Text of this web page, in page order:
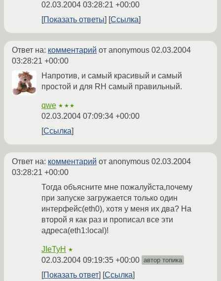
02.03.2004 03:28:21 +00:00
Показать ответы
Ссылка
Ответ на: комментарий от anonymous 02.03.2004
03:28:21 +00:00
Напротив, и самый красивый и самый
простой и для RH самый правильный.
qwe ★★★
02.03.2004 07:09:34 +00:00
Ссылка
Ответ на: комментарий от anonymous 02.03.2004
03:28:21 +00:00
Тогда объясните мне пожалуйста,почему
при запуске загружается только один
интерфейс(eth0), хотя у меня их два? На
второй я как раз и прописал все эти
адреса(eth1:local)!
JIeTyH ★
02.03.2004 09:19:35 +00:00 автор топика
Показать ответ Ссылка